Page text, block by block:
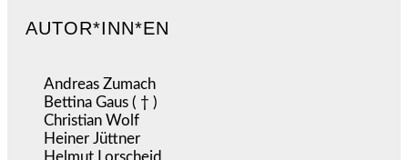
AUTOR*INN*EN
Andreas Zumach
Bettina Gaus ( † )
Christian Wolf
Heiner Jüttner
Helmut Lorscheid